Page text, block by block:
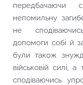
непомильну
не
допомоги собі й
були також
військовій силі,
сподіваючись